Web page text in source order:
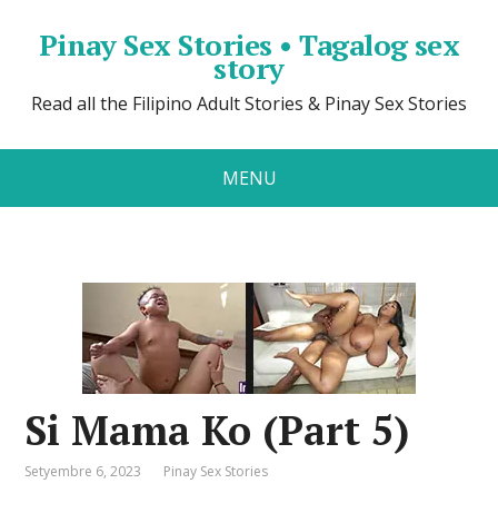
Pinay Sex Stories • Tagalog sex
story
Read all the Filipino Adult Stories & Pinay Sex Stories
MENU
Si Mama Ko (Part 5)
Setyembre 6, 2023 Pinay Sex Stories